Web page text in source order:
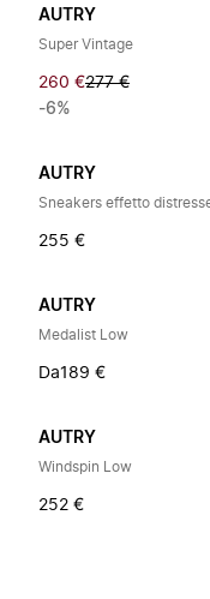
AUTRY
Super Vintage
260 €277 €
-6%
AUTRY
255 €
AUTRY
Medalist Low
Da189 €
AUTRY
Windspin Low
252 €